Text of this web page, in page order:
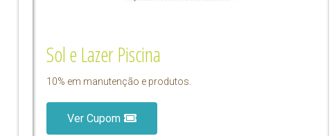
Sol e Lazer Piscina
10% em manutenção e produtos.
Ver Cupom